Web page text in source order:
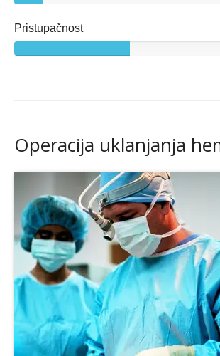
Pristupačnost
Operacija uklanjanja